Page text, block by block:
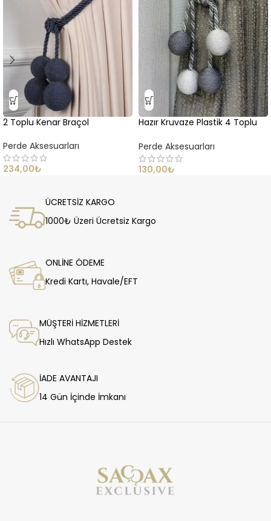
2 Toplu Kenar Braçol
Perde Aksesuarları
234,00₺
Hazır Kruvaze Plastik 4 Toplu
Perde Aksesuarları
130,00₺
ÜCRETSİZ KARGO
1000₺ Üzeri Ücretsiz Kargo
ONLİNE ÖDEME
Kredi Kartı, Havale/EFT
MÜŞTERİ HİZMETLERİ
Hızlı WhatsApp Destek
İADE AVANTAJI
14 Gün İçinde İmkanı